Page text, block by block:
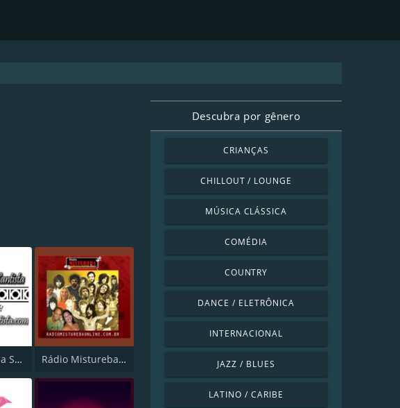
Radio Baixada Santista Rádio Mistureba online
Descubra por gênero
CRIANÇAS
CHILLOUT / LOUNGE
MÚSICA CLÁSSICA
COMÉDIA
COUNTRY
DANCE / ELETRÔNICA
INTERNACIONAL
JAZZ / BLUES
LATINO / CARIBE